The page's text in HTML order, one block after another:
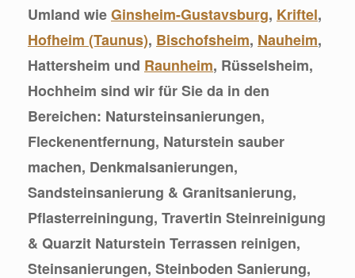
Umland wieGinsheim-Gustavsburg, Kriftel,
Hofheim (Taunus), Bischofsheim, Nauheim,
Hattersheim und Raunheim, Rüsselsheim,
Hochheim sind wir für Sie da in den
Bereichen: Natursteinsanierungen,
Fleckenentfernung, Naturstein sauber
machen, Denkmalsanierungen,
Sandsteinsanierung & Granitsanierung,
Pflasterreiningung, Travertin Steinreinigung
& Quarzit Naturstein Terrassen reinigen,
Steinsanierungen, Steinboden Sanierung,